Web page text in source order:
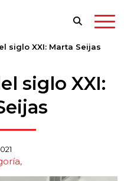
siglo XXI: Marta Seijas
siglo XXI: